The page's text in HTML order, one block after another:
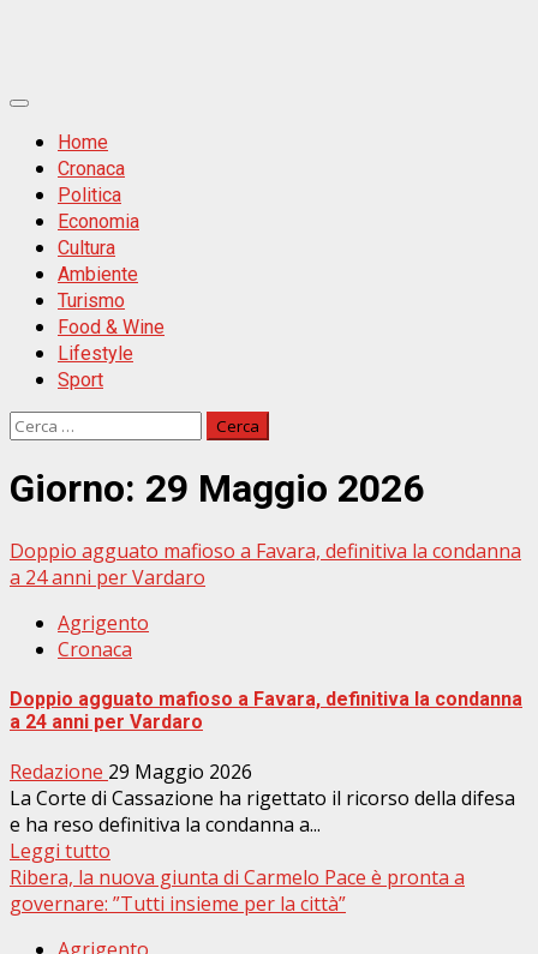
Primäres
MenüHome
Cronaca
Politica
Economia
Cultura
Ambiente
Turismo
Food & Wine
Lifestyle
Sport
Ricerca
Giorno: 29 Maggio 2026
Doppio agguato mafioso a Favara, definitiva la condanna
a 24 anni per Vardaro
Agrigento
Cronaca
Doppio agguato mafioso a Favara, definitiva la condanna
a 24 anni per Vardaro
Redazione 29 Maggio 2026
La Corte di Cassazione ha rigettato il ricorso della difesa
e ha reso definitiva la condanna a...
Leggi tutto
Ribera, la nuova giunta di Carmelo Pace è pronta a
governare: ”Tutti insieme per la città”